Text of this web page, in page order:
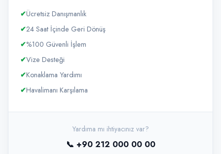
✔Ücretsiz Danışmanlık
✔24 Saat İçinde Geri Dönüş
✔%100 Güvenli İşlem
✔Vize Desteği
✔Konaklama Yardımı
✔Havalimanı Karşılama
Yardıma mı ihtiyacınız var?
📞 +90 212 000 00 00